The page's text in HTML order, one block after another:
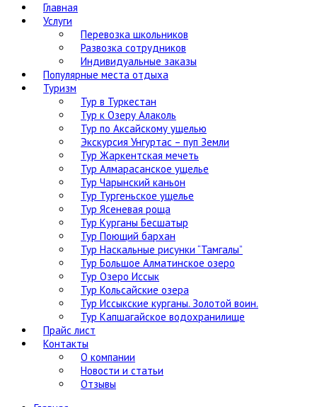
Главная
Услуги
Перевозка школьников
Развозка сотрудников
Индивидуальные заказы
Популярные места отдыха
Туризм
Тур в Туркестан
Тур к Озеру Алаколь
Тур по Аксайскому ущелью
Экскурсия Унгуртас – пуп Земли
Тур Жаркентская мечеть
Тур Алмарасанское ущелье
Тур Чарынский каньон
Тур Тургеньское ущелье
Тур Ясеневая роща
Тур Курганы Бесшатыр
Тур Поющий бархан
Тур Наскальные рисунки “Тамгалы”
Тур Большое Алматинское озеро
Тур Озеро Иссык
Тур Кольсайские озера
Тур Иссыкские курганы. Золотой воин.
Тур Капшагайское водохранилище
Прайс лист
Контакты
О компании
Новости и статьи
Отзывы